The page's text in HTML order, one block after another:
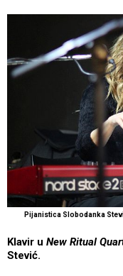
Pijanistica Slobodanka
Klavir u New Ritual
Stević.